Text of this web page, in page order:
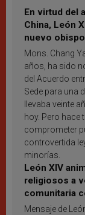
En virtud del
China, León
nuevo obispo
Mons. Chang
años, ha sido
del Acuerdo
Sede para una
llevaba veinte
hoy. Pero hace
comprometer
controvertida
minorías.
León XIV
religiosos a
comunitaria
inspiración y
Mensaje de